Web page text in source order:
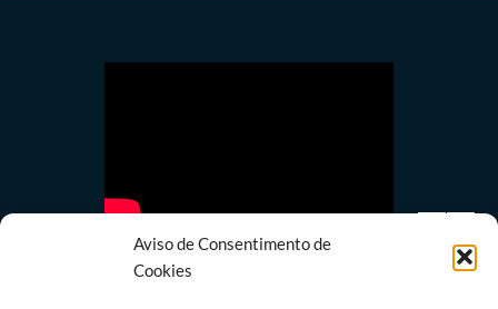
Aviso de Consentimento de
Cookies